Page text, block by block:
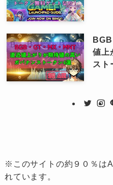
値上
スト
※このサイトの約９０％は
れています。